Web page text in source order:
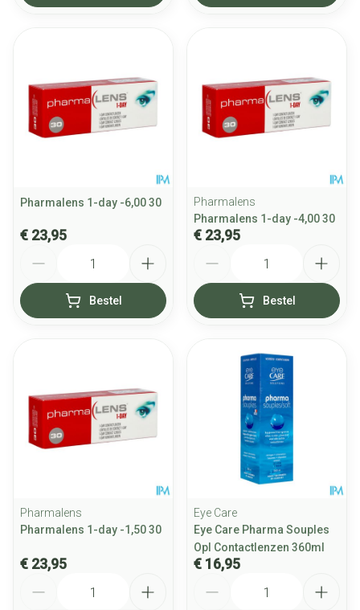
Pharmalens 1-day -6,00 30
€ 23,95
Bestel
Pharmalens
Pharmalens 1-day -4,00 30
€ 23,95
Bestel
Pharmalens
Pharmalens 1-day -1,50 30
€ 23,95
Eye Care
Eye Care Pharma Souples
Opl Contactlenzen 360ml
€ 16,95